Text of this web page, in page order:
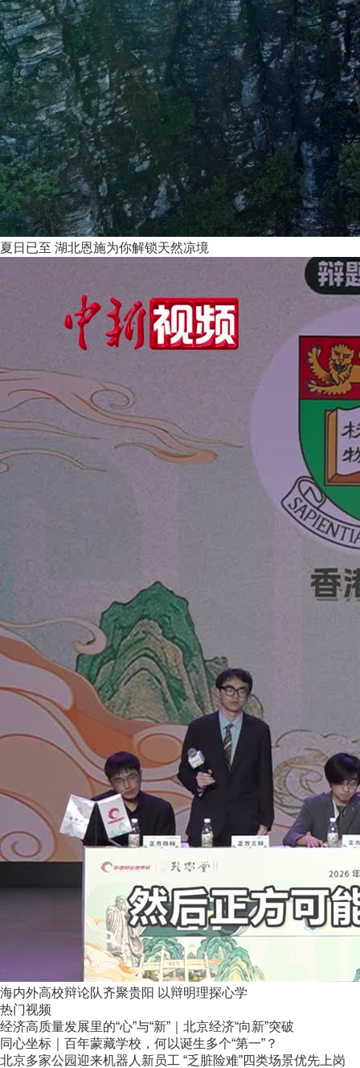
夏日已至 湖北恩施为你解锁天然凉境
海内外高校辩论队齐聚贵阳 以辩明理探心学
热门视频
经济高质量发展里的“心”与“新”｜北京经济“向新”突破
同心坐标｜百年蒙藏学校，何以诞生多个“第一”？
北京多家公园迎来机器人新员工 “乏脏险难”四类场景优先上岗